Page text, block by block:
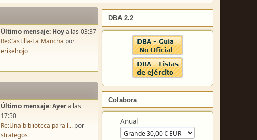
DBA 2.2
Colabora
Anual
Último mensaje: Hoya las 03:37
Re:Castilla-La Mancha por
erikelrojo
Último mensaje:Ayera las
17:50
Re:Una biblioteca para l... por
strategos